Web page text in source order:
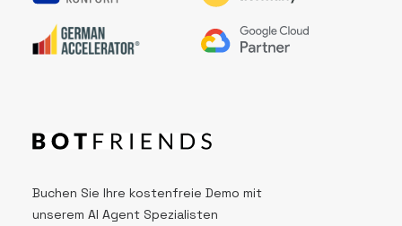
Buchen Sie Ihre kostenfreie Demo mit
unserem AI Agent Spezialisten